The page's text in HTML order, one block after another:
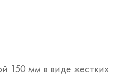
150 мм в виде жестких